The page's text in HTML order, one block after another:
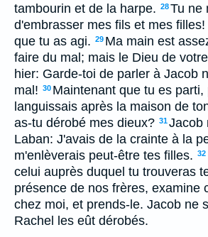
tambourin et de la harpe. 28Tu ne
d'embrasser mes fils et mes
que tu as agi. 29 Ma main est
faire du mal; mais le Dieu de
hier: Garde-toi de parler à Jacob
mal! 30 Maintenant que tu es parti,
languissais après la maison de
as-tu dérobé mes dieux? 31Jacob
Laban: J'avais de la crainte à la
m'enlèverais peut-être tes filles. 32
celui auprès duquel tu trouveras
présence de nos frères, examine
chez moi, et prends-le. Jacob ne
Rachel les eût dérobés.